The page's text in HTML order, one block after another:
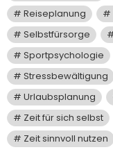
Reiseplanung
Selbstfürsorge
Sportpsychologie
Stressbewältigung
Urlaubsplanung
Zeit für sich selbst
Zeit sinnvoll nutzen